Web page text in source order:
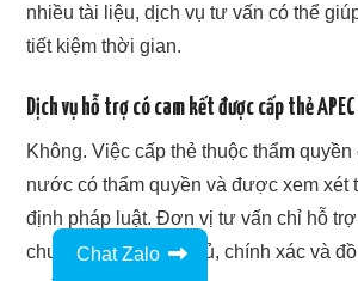
nhiều tài liệu, dịch vụ tư vấn có thể
tiết kiệm thời gian.
Dịch vụ hỗ trợ có cam kết được cấp thẻ
Không. Việc cấp thẻ thuộc thẩm
nước có thẩm quyền và được xem xét
định pháp luật. Đơn vị tư vấn chỉ hỗ
chuẩn bị hồ sơ đầy đủ, chính xác và
Chat Zalo